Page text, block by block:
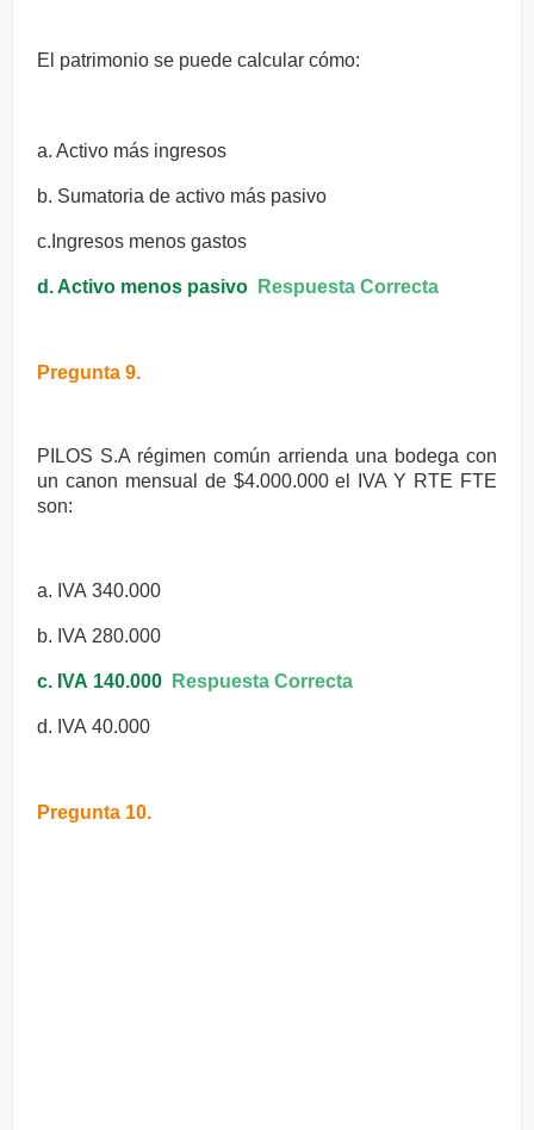
El patrimonio se puede calcular cómo:
a. Activo más ingresos
b. Sumatoria de activo más pasivo
c.Ingresos menos gastos
d. Activo menos pasivo Respuesta Correcta
Pregunta 9.
PILOS S.A régimen común arrienda una bodega con
un canon mensual de $4.000.000 el IVA Y RTE FTE
son:
a. IVA 340.000
b. IVA 280.000
c. IVA 140.000 Respuesta Correcta
d. IVA 40.000
Pregunta 10.